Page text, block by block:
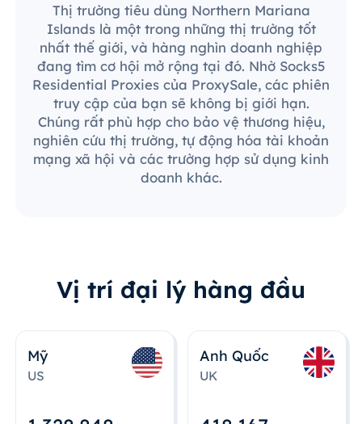
Thị trường tiêu dùng Northern Mariana
Islands là một trong những thị trường tốt
nhất thế giới, và hàng nghìn doanh nghiệp
đang tìm cơ hội mở rộng tại đó. Nhờ Socks5
Residential Proxies của ProxySale, các phiên
truy cập của bạn sẽ không bị giới hạn.
Chúng rất phù hợp cho bảo vệ thương hiệu,
nghiên cứu thị trường, tự động hóa tài khoản
mạng xã hội và các trường hợp sử dụng kinh
doanh khác.
Vị trí đại lý hàng đầu
Mỹ
US
Anh Quốc
UK